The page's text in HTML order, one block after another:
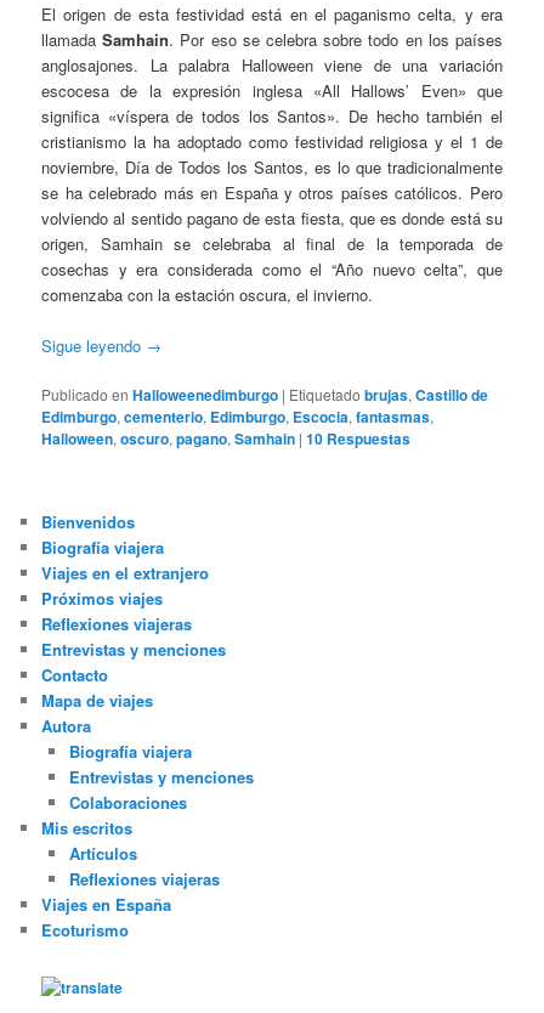
El origen de esta festividad está en el paganismo celta, y era
llamadaSamhain. Por eso se celebra sobre todo en los países
anglosajones. La palabra Halloween viene de una variación
escocesa de la expresión inglesa «All Hallows’ Even» que
significa «víspera de todos los Santos». De hecho también el
cristianismo la ha adoptado como festividad religiosa y el 1 de
noviembre, Día de Todos los Santos, es lo que tradicionalmente
se ha celebrado más en España y otros países católicos. Pero
volviendo al sentido pagano de esta fiesta, que es donde está su
origen, Samhain se celebraba al final de la temporada de
cosechas y era considerada como el “Año nuevo celta”, que
comenzaba con la estación oscura, el invierno.
Sigue leyendo →
Publicado en Halloweenedimburgo | Etiquetado brujas,Castillo de
Edimburgo,cementerio, Edimburgo, Escocia,fantasmas,
Halloween,oscuro,pagano,Samhain |10 Respuestas
Bienvenidos
Biografía viajera
Viajes en el extranjero
Próximos viajes
Reflexiones viajeras
Entrevistas y menciones
Contacto
Mapa de viajes
Autora
Biografía viajera
Entrevistas y menciones
Colaboraciones
Mis escritos
Artículos
Reflexiones viajeras
Viajes en España
Ecoturismo